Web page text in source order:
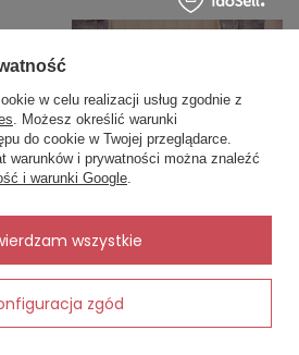
625 Dagmara Piżama damska
krótkie spodenki, fuksja
93,00 zł
×
✨ Asystent zakupowy
Napisz czego szukasz — pokażę
gotowe propozycje.
w celu realizacji usług zgodnie z
. Możesz określić warunki
do cookie w Twojej przeglądarce.
warunków i prywatności można znaleźć
i warunki Google.
zgód
wszystkie